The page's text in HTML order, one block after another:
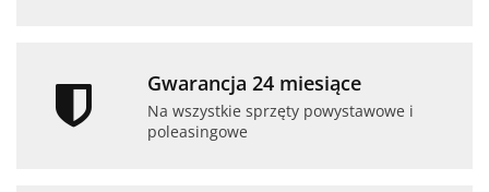
Gwarancja 24 miesiące
Na wszystkie sprzęty powystawowe i
poleasingowe